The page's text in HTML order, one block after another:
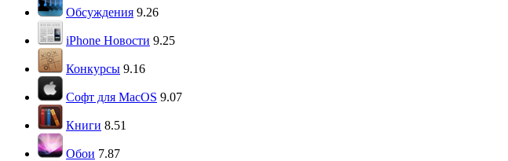
Обсуждения 9.26
iPhone Новости 9.25
Конкурсы 9.16
Софт для MacOS 9.07
Книги 8.51
Обои 7.87